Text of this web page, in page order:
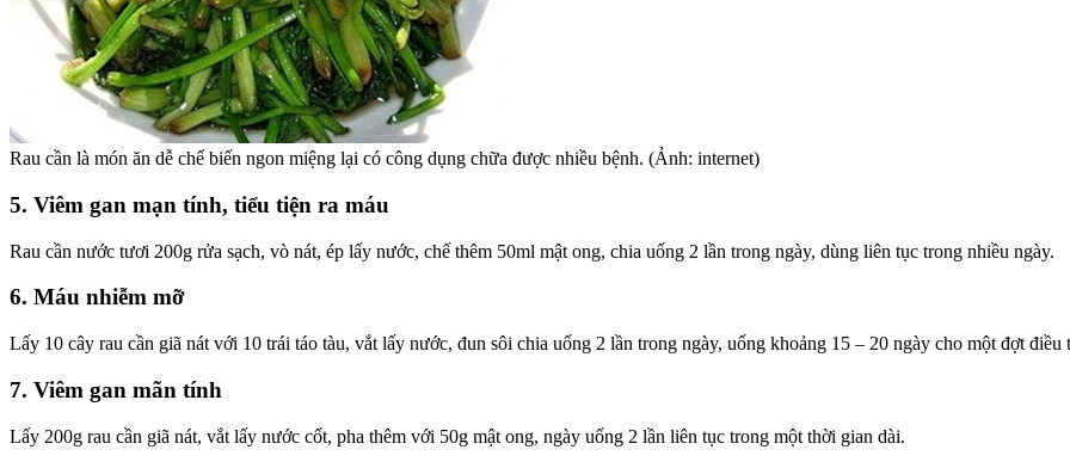
Rau cần là món ăn dễ chế biến ngon miệng lại có công dụng chữa được nhiều bệnh. (Ảnh: internet)
5. Viêm gan mạn tính, tiểu tiện ra máu
Rau cần nước tươi 200g rửa sạch, vò nát, ép lấy nước, chế thêm 50ml mật ong, chia uống 2 lần trong ngày, dùng liên tục trong nhiều ngày.
6. Máu nhiễm mỡ
Lấy 10 cây rau cần giã nát với 10 trái táo tàu, vắt lấy nước, đun sôi chia uống 2 lần trong ngày, uống khoảng 15 – 20 ngày cho một đợt điều
7. Viêm gan mãn tính
Lấy 200g rau cần giã nát, vắt lấy nước cốt, pha thêm với 50g mật ong, ngày uống 2 lần liên tục trong một thời gian dài.